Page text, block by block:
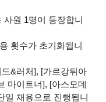
사원 1명이 등장합니
횟수가 초기화됩니
&러처], [가르강튀아
마이트너], [아스모데
일 채용으로 진행됩니